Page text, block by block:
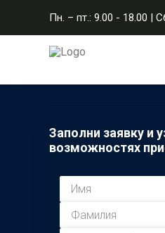
Пн. – пт.: 9.00 - 18.00 |
Заполни заявку и
возможностях